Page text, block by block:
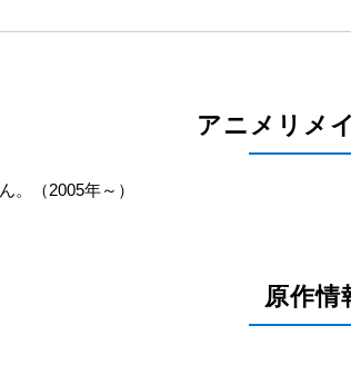
アニメリメ
。（2005年～）
原作情